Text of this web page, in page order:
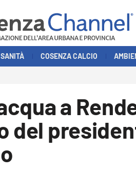
SANITÀ COSENZA CALCIO
a
del